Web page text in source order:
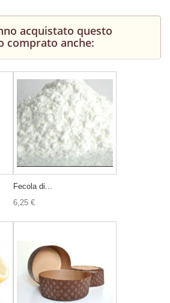
acquistato questo
comprato anche:
Fecola di...
6,25 €